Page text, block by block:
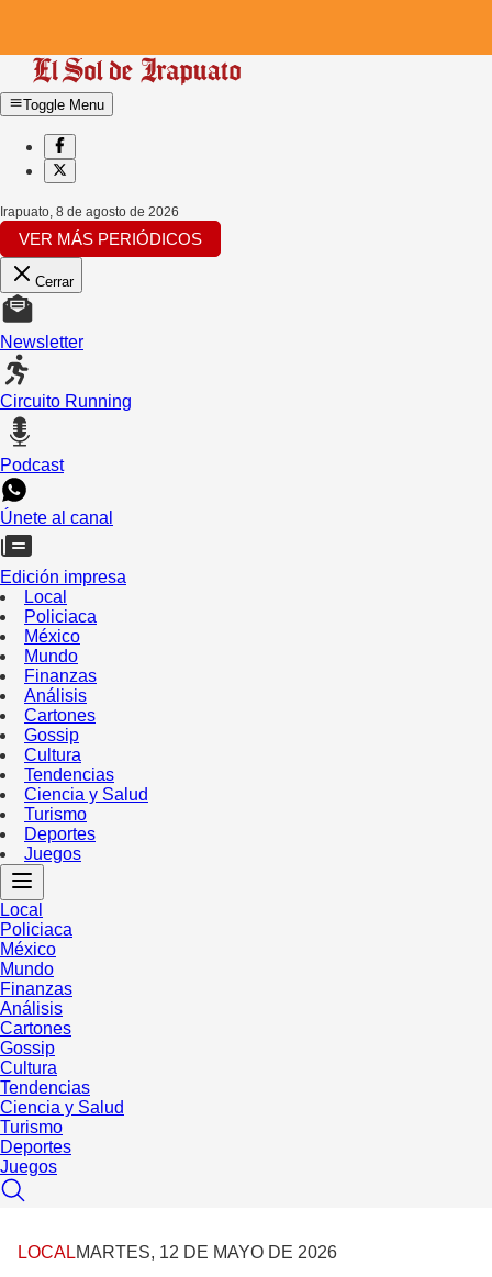
Toggle Menu
Irapuato, 8 de agosto de 2026
VER MÁS PERIÓDICOS
Cerrar
Newsletter
Circuito Running
Podcast
Únete al canal
Edición impresa
Local
Policiaca
México
Mundo
Finanzas
Análisis
Cartones
Gossip
Cultura
Tendencias
Ciencia y Salud
Turismo
Deportes
Juegos
Local
Policiaca
México
Mundo
Finanzas
Análisis
Cartones
Gossip
Cultura
Tendencias
Ciencia y Salud
Turismo
Deportes
Juegos
LOCALMARTES, 12 DE MAYO DE 2026